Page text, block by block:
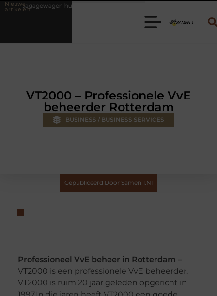
Nieuwe
artikelenKies de juiste aanhanger voor jouw klus
VT2000 – Professionele VvE
beheerder Rotterdam
BUSINESS / BUSINESS SERVICES
Gepubliceerd Door Samen 1.nl
Professioneel VvE beheer in Rotterdam –
VT2000 is een professionele VvE beheerder.
VT2000 is ruim 20 jaar geleden opgericht in